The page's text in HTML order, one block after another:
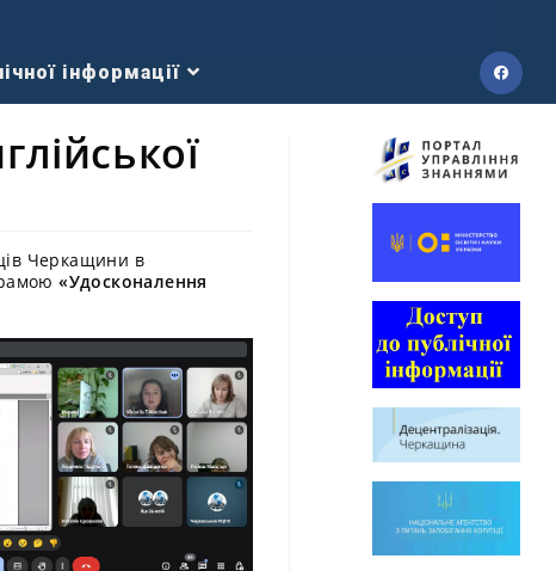
інформації
Черкащини в
«Удосконалення